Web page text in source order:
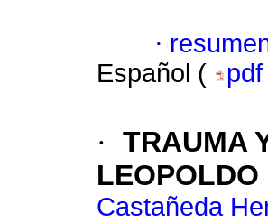
·
Español (
pdf
· TRAUMA
Castañeda